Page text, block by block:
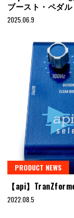
ブースト・ペダル
2025.06.9
PRODUCT NEWS
【api】
2022.08.5